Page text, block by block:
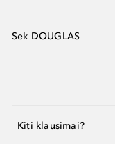
Sek DOUGLAS
Kiti klausimai?